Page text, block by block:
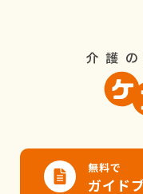
無料で
ガイド